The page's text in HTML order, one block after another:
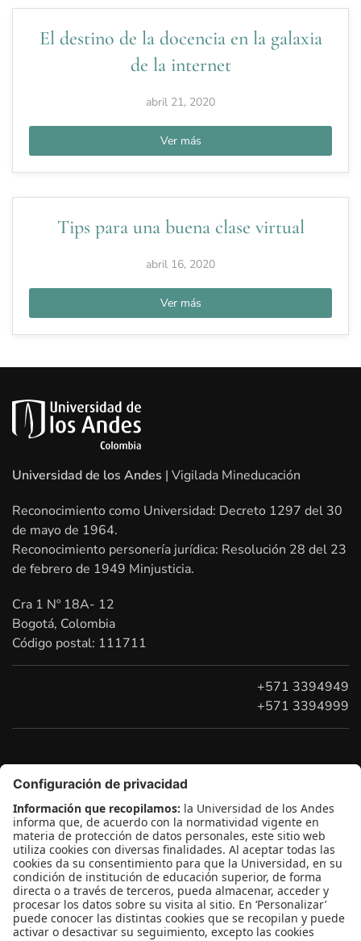
El destino de la docencia en la galaxia
de la internet
abril 21, 2020
Ver más
Tips para una buena clase virtual
abril 16, 2020
Ver más
Universidad de los Andes | Vigilada Mineducación
Reconocimiento como Universidad: Decreto 1297 del 30
de mayo de 1964.
Reconocimiento personería jurídica: Resolución 28 del 23
de febrero de 1949 Minjusticia.
Cra 1 Nº 18A- 12
Bogotá, Colombia
Código postal: 111711
+571 3394949
+571 3394999
Conecta-TE| Centro de Innovación en Tecnología y
Educación
Edificio Pedro Navas, 1er piso
Contácto:conectate@uniandes.edu.co